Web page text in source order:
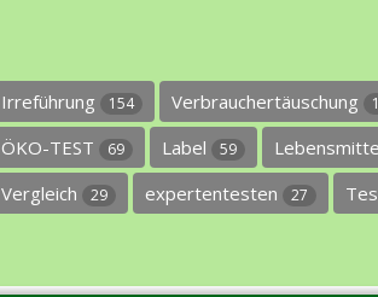
Irreführung 154 Verbrauchertäuschung
ÖKO-TEST 69 Label 59
Vergleich 29 expertentesten 27